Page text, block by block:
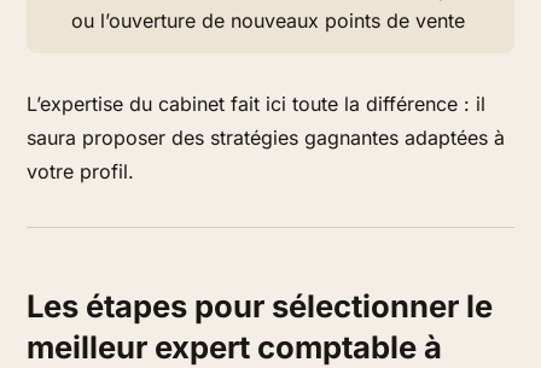
ou l’ouverture de nouveaux points de vente
L’expertise du cabinet fait ici toute la différence : il
saura proposer des stratégies gagnantes adaptées à
votre profil.
Les étapes pour sélectionner le
meilleur expert comptable à